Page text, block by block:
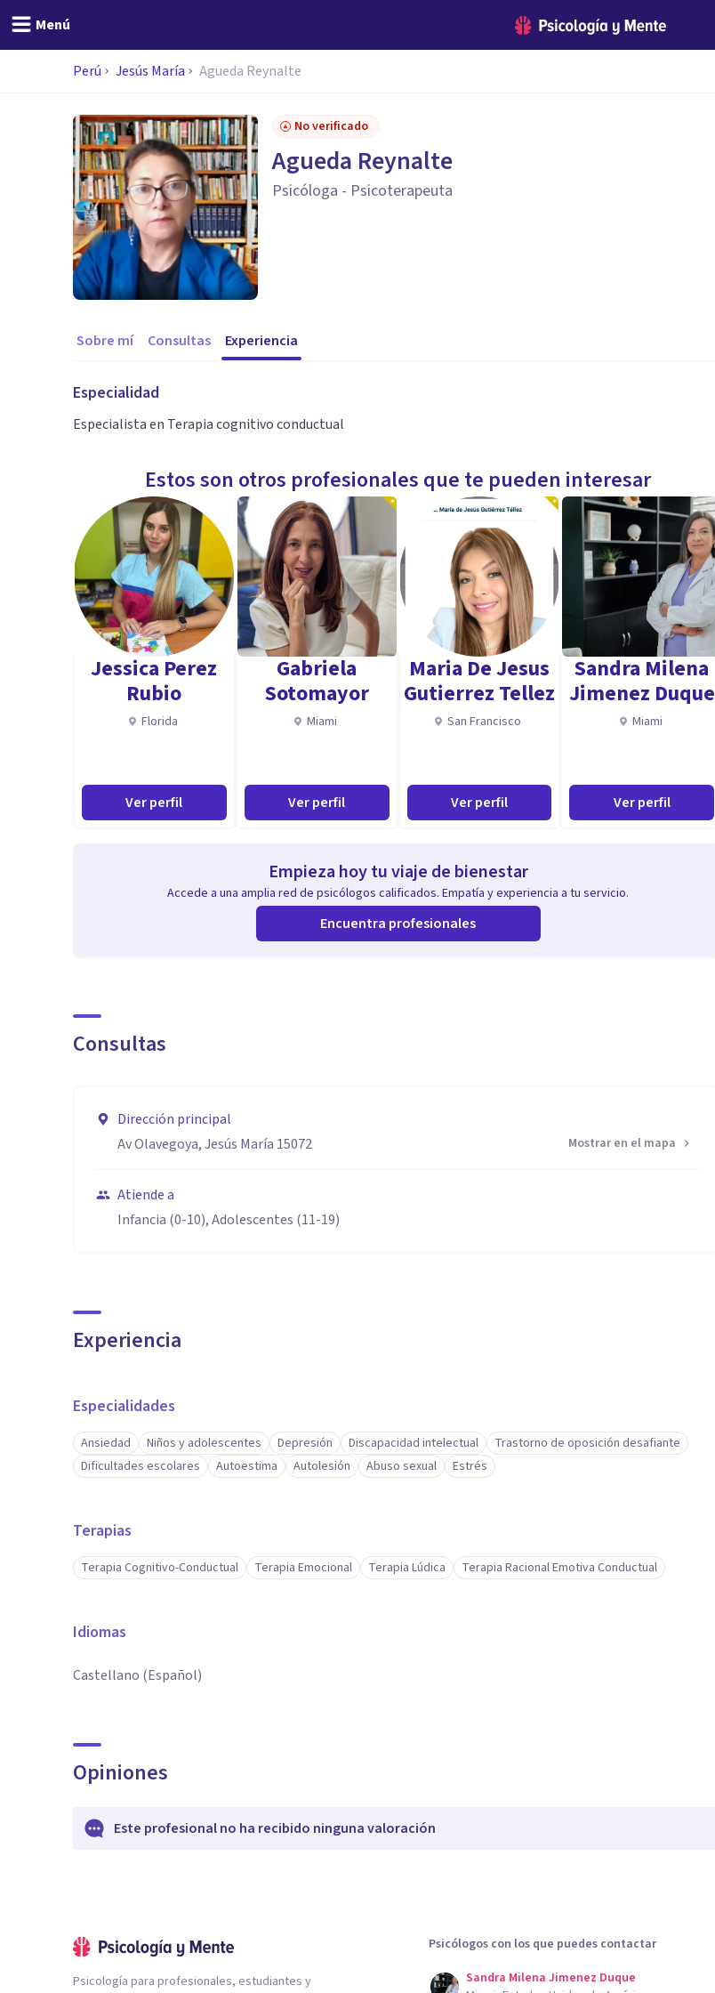
Menú
Perú Jesús María Agueda Reynalte
No verificado
Agueda Reynalte
Psicóloga - Psicoterapeuta
Sobre mí Consultas Experiencia
Especialidad
Especialista en Terapia cognitivo conductual
Estos son otros profesionales que te pueden interesar
Jessica Perez
Rubio
Florida
Ver perfil
Gabriela
Sotomayor
Miami
Ver perfil
Maria De Jesus
Gutierrez Tellez
San Francisco
Ver perfil
Sandra Milena
Jimenez Duque
Miami
Ver perfil
Empieza hoy tu viaje de bienestar
Accede a una amplia red de psicólogos calificados. Empatía y experiencia a tu servicio.
Encuentra profesionales
Consultas
Dirección principal
Av Olavegoya, Jesús María 15072
Mostrar en el mapa
Atiende a
Infancia (0-10), Adolescentes (11-19)
Experiencia
Especialidades
Ansiedad Niños y adolescentes Depresión Discapacidad intelectual
Trastorno de oposición desafiante
Dificultades escolares
Autoestima Autolesión Abuso sexual Estrés
Terapias
Terapia Cognitivo-Conductual Terapia Emocional Terapia Lúdica Terapia Racional Emotiva Conductual
Idiomas
Castellano (Español)
Opiniones
Este profesional no ha recibido ninguna valoración
Psicología para profesionales, estudiantes y
Psicólogos con los que puedes contactar
Sandra Milena Jimenez Duque